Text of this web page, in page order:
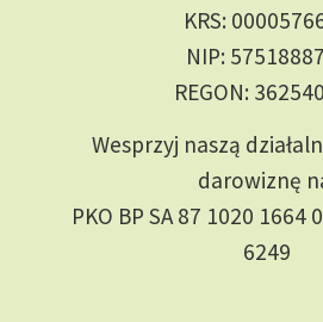
KRS:
NIP:
REGON:
Wesprzyj naszą
darowiznę
PKO BP SA 87 1020 1664
6249